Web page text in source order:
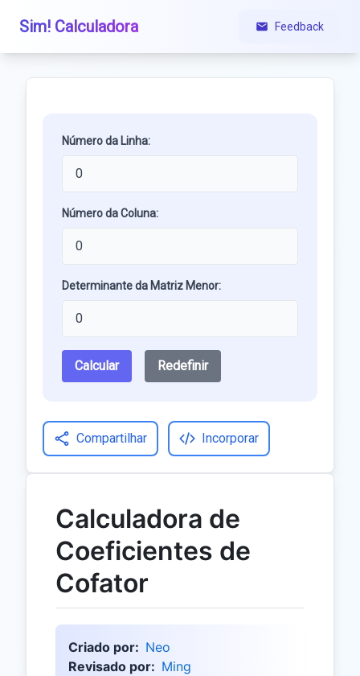
Sim! Calculadora Feedback
Número da Linha:
Número da Coluna:
Determinante da Matriz Menor:
Calcular Redefinir
Compartilhar Incorporar
Calculadora de
Coeficientes de
Cofator
Criado por: Neo
Revisado por: Ming